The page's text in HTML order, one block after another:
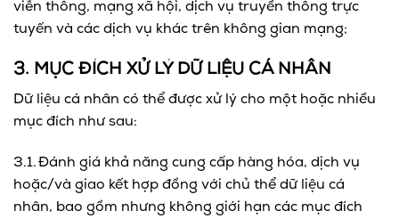
viễn thông, mạng xã hội, dịch vụ truyền thông trực
tuyến và các dịch vụ khác trên không gian mạng;
3. MỤC ĐÍCH XỬ LÝ DỮ LIỆU CÁ NHÂN
Dữ liệu cá nhân có thể được xử lý cho một hoặc nhiều
mục đích như sau:
3.1. Đánh giá khả năng cung cấp hàng hóa, dịch vụ
hoặc/và giao kết hợp đồng với chủ thể dữ liệu cá
nhân, bao gồm nhưng không giới hạn các mục đích